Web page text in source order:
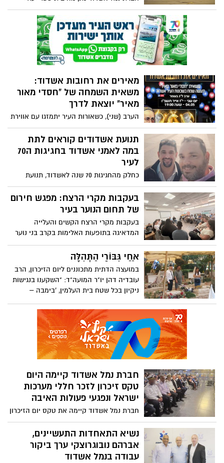
למלגזות, בהובלת מדור הדרכה בשת'פ עם
ציוד מכאני, במטרה להכשיר עובדים ולהעניק
להם רישיון נהיגה למלגזה במסגרת הארגון
מאירים את רחובות אשדוד:
משאית השמחה של "חסדי מאור
מאיר" יוצאת לדרך
​הערב (שני), כשאורות העיר יתמזגו עם אווירת
החג, יקרה משהו מיוחד ברחובות אשדוד.
עמותת "חסדי מאור מאיר" (ע"ש מאור מאיר
ז"ל) ממשיכה במסורת המרגשת של נתינה
ושמחה, ומזמינה את כל תושבי העיר לחגוג
תנועת אשדודים קוראים לתת
במה לאמני אשדוד בחגיגות ה70
לעיר
כחלק מהחגיגות 70 שנה לאשדוד, תנועת
אשדודים הגישה שאלתה ובקשה לגבי מתן
במה לאומנים מקומיים במסגרת חגיגות ה- 70
בעקבות מקרי הרצח: מפגש חירום
של תחום הנוער בעיר
בעקבות מקרי הרצח הקשים והעלייה
המדאיגה בתופעות האלימות בקרב בני נוער
בערים שונות ברחבי המדינה, כינס ביום
חמישי האחרון המשנה לראש עיריית אשדוד
והממונה על תחום הנוער והצעירים עו"ד
אופיר לסרי, מפגש חירום מיוחד בהשתתפות
מנהלי המרכזים הקהילתיים, רכזי ומדריכי
תנועות וארגוני הנוער הפועלים בעיר
אַחַי גִּבּוֹרֵי הַתְּהִלָּה
במועצה הדתית מתכוננים ליום הזיכרון, הרב
עובדיה דהן יו"ר המועה"ד: "השקענו בנגישות
ניקיון בכל שטח בית העלמין, 'בימבה –
בשבוע הקרוב"
חברת נמל אשדוד קיימה היום
טקס זיכרון לזכר חללי מערכות
ישראל ונפגעי פעולות האיבה
חברת נמל אשדוד קיימה את טקס יום הזיכרון
לזכר חללי ישראל ונפגעי פעולות האיבה
בטרמינל הנוסעים בנמל
נשיא התאחדות התעשיינים,
אברהם נובוגרוצקי ערך ביקור
עבודה בנמל אשדוד